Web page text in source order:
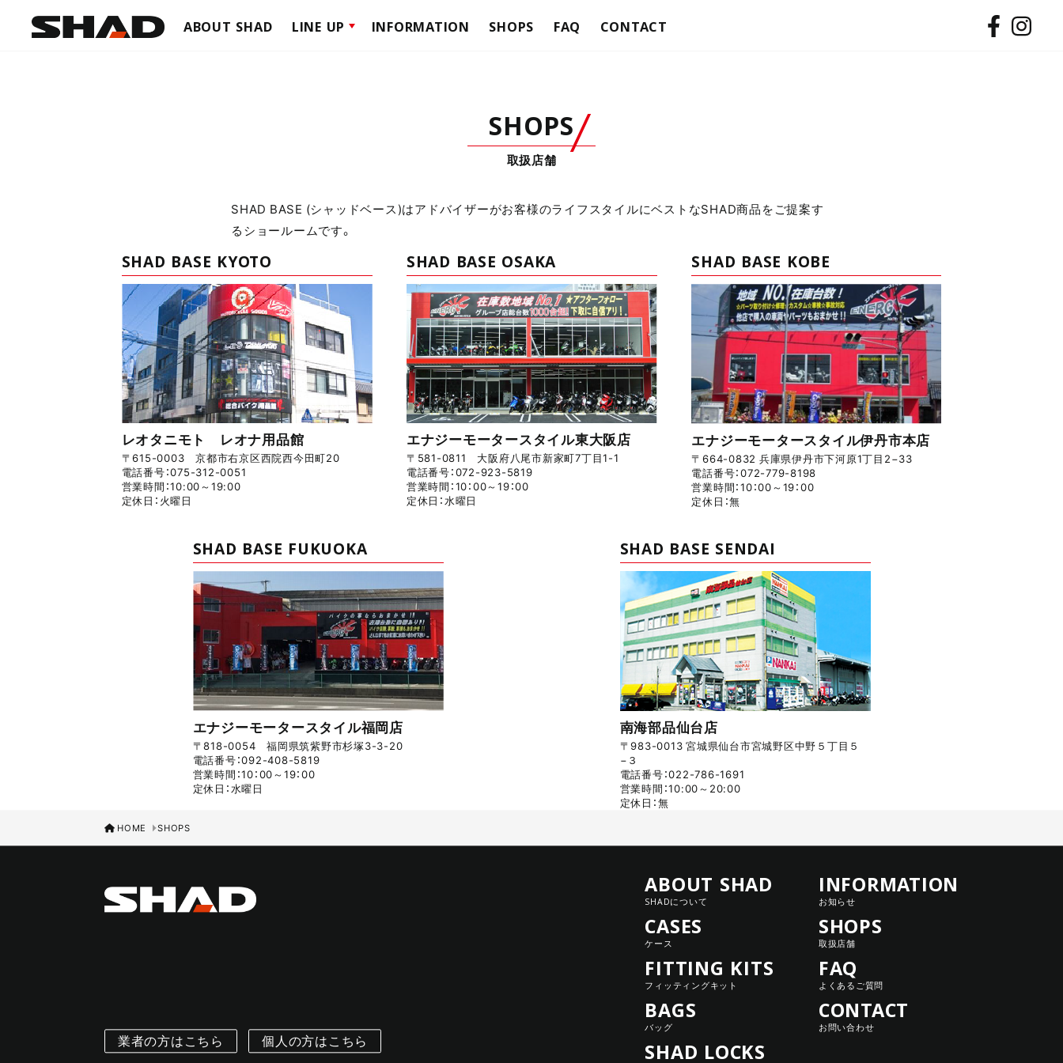
ABOUT SHAD LINE UP
フィッティングキット
SIDE BAGS サイドバッグ
CAFE RACER BAGS
ソフトバッグ
SHADロック
SCOOTER HANDLEBAR LOCKS スクーターハンドルバーロック
INFORMATION SHOPS FAQ CONTACT
SHOPS
取扱店舗
SHAD BASE (シャッドベース)はアドバイザーがお客様のライフスタイルにベストなSHAD商品をご提案す
るショールームです。
SHAD BASE KYOTO
レオタニモト レオナ用品館
〒615-0003 京都市右京区西院西今田町20
電話番号：075-312-0051
営業時間：10:00～19:00
定休日：火曜日
SHAD BASE OSAKA
エナジーモータースタイル東大阪店
〒581-0811 大阪府八尾市新家町7丁目1-1
電話番号：072-923-5819
営業時間：10：00～19：00
定休日：水曜日
SHAD BASE KOBE
エナジーモータースタイル伊丹市本店
〒664-0832 兵庫県伊丹市下河原1丁目2−33
電話番号：072-779-8198
営業時間：10：00～19：00
定休日：無
SHAD BASE FUKUOKA
エナジーモータースタイル福岡店
〒818-0054 福岡県筑紫野市杉塚3-3-20
電話番号：092-408-5819
営業時間：10：00～19：00
定休日：水曜日
SHAD BASE SENDAI
南海部品仙台店
〒983-0013 宮城県仙台市宮城野区中野５丁目５
−３
電話番号：022-786-1691
営業時間：10:00～20:00
定休日：無
HOME SHOPS
業者の方はこちら 個人の方はこちら
ABOUT SHAD
SHADについて
CASES
ケース
FITTING KITS
フィッティングキット
BAGS
バッグ
SHAD LOCKS
INFORMATION
お知らせ
SHOPS
取扱店舗
FAQ
よくあるご質問
CONTACT
お問い合わせ